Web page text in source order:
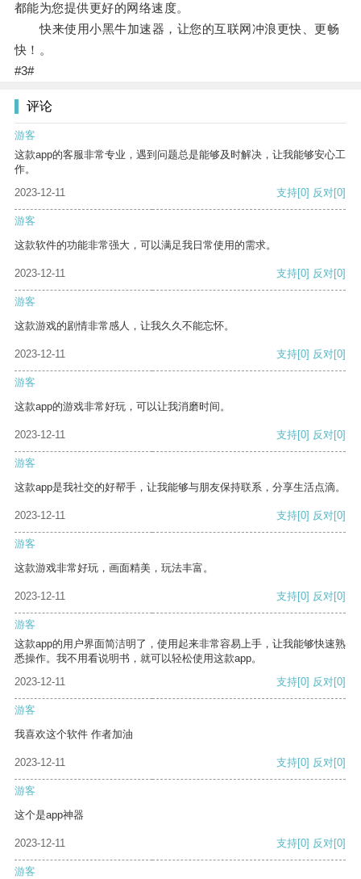
都能为您提供更好的网络速度。
快来使用小黑牛加速器，让您的互联网冲浪更快、更畅
快！。
#3#
评论
游客
这款app的客服非常专业，遇到问题总是能够及时解决，让我能够安心工
作。
2023-12-11
支持[0] 反对[0]
游客
这款软件的功能非常强大，可以满足我日常使用的需求。
2023-12-11 支持[0] 反对[0]
游客
这款游戏的剧情非常感人，让我久久不能忘怀。
2023-12-11 支持[0] 反对[0]
游客
这款app的游戏非常好玩，可以让我消磨时间。
2023-12-11 支持[0] 反对[0]
游客
这款app是我社交的好帮手，让我能够与朋友保持联系，分享生活点滴。
2023-12-11 支持[0] 反对[0]
游客
这款游戏非常好玩，画面精美，玩法丰富。
2023-12-11 支持[0] 反对[0]
游客
这款app的用户界面简洁明了，使用起来非常容易上手，让我能够快速熟
悉操作。我不用看说明书，就可以轻松使用这款app。
2023-12-11
支持[0] 反对[0]
游客
我喜欢这个软件 作者加油
2023-12-11 支持[0] 反对[0]
游客
这个是app神器
2023-12-11 支持[0] 反对[0]
游客